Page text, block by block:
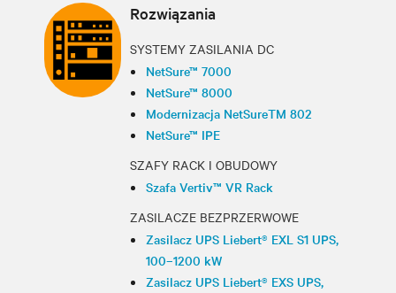
Rozwiązania
SYSTEMY ZASILANIA DC
NetSure™ 7000
NetSure™ 8000
Modernizacja NetSureTM 802
NetSure™ IPE
SZAFY RACK I OBUDOWY
Szafa Vertiv™ VR Rack
ZASILACZE BEZPRZERWOWE
Zasilacz UPS Liebert® EXL S1 UPS,
100–1200 kW
Zasilacz UPS Liebert® EXS UPS,